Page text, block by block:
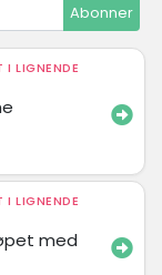
Abonner
I LIGNENDE
I LIGNENDE
med